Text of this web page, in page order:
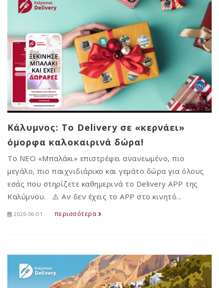
Κάλυμνος: Το Delivery σε «κερνάει»
όμορφα καλοκαιρινά δώρα!
Το ΝΕΟ «Μπαλάκι» επιστρέφει ανανεωμένο, πιο
μεγάλο, πιο παιχνιδιάρικο και γεμάτο δώρα για όλους
εσάς που στηρίζετε καθημερινά το Delivery APP της
Καλύμνου. ⚠️ Αν δεν έχεις το APP στο κινητό...
2026-06-01 περισσότερα